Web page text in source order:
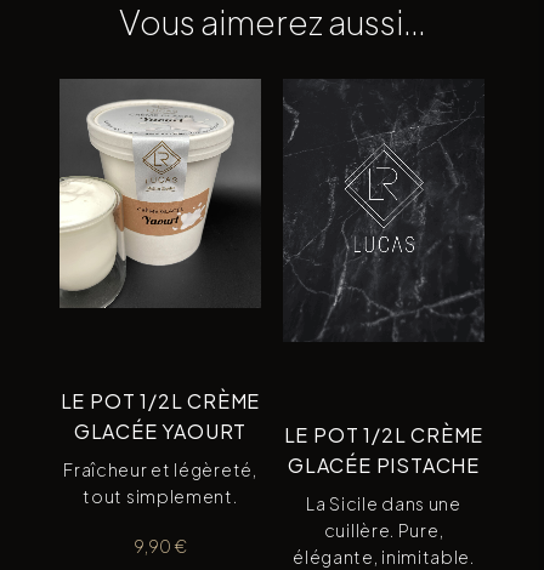
Vous aimerez aussi…
LE POT 1/2L CRÈME
GLACÉE YAOURT
Fraîcheur et légèreté,
tout simplement.
9,90 €
LE POT 1/2L CRÈME
GLACÉE PISTACHE
La Sicile dans une
cuillère. Pure,
élégante, inimitable.